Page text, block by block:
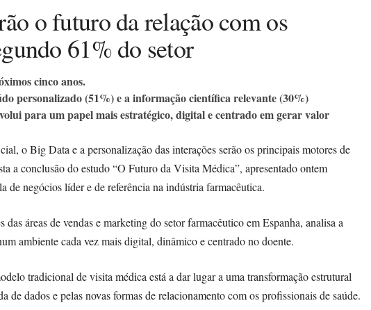
o futuro da relação com os
61% do setor
cinco anos.
personalizado (51%) e a informação científica relevante (30%)
para um papel mais estratégico, digital e centrado em gerar valor
o Big Data e a personalização das interações serão os principais motores de
a conclusão do estudo “O Futuro da Visita Médica”, apresentado ontem
negócios líder e de referência na indústria farmacêutica.
áreas de vendas e marketing do setor farmacêutico em Espanha, analisa a
ambiente cada vez mais digital, dinâmico e centrado no doente.
tradicional de visita médica está a dar lugar a uma transformação estrutural
dados e pelas novas formas de relacionamento com os profissionais de saúde.